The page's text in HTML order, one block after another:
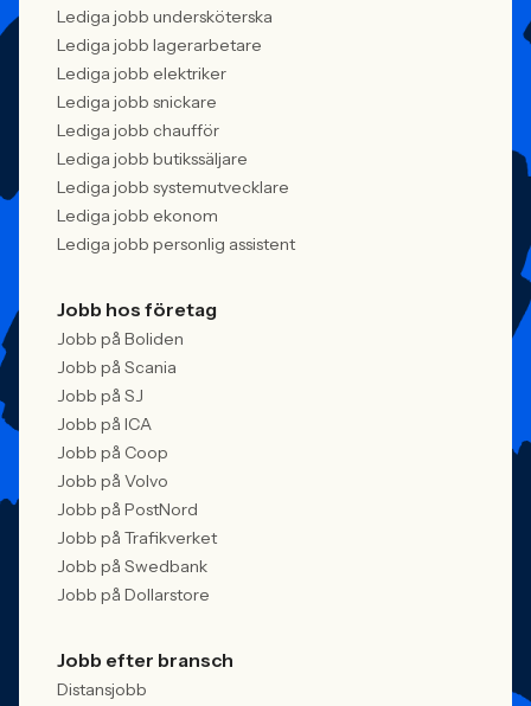
Lediga jobb undersköterska
Lediga jobb lagerarbetare
Lediga jobb elektriker
Lediga jobb snickare
Lediga jobb chaufför
Lediga jobb butikssäljare
Lediga jobb systemutvecklare
Lediga jobb ekonom
Lediga jobb personlig assistent
Jobb hos företag
Jobb på Boliden
Jobb på Scania
Jobb på SJ
Jobb på ICA
Jobb på Coop
Jobb på Volvo
Jobb på PostNord
Jobb på Trafikverket
Jobb på Swedbank
Jobb på Dollarstore
Jobb efter bransch
Distansjobb